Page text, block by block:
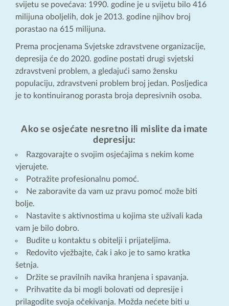
svijetu se povećava: 1990. godine je u svijetu bilo 416
milijuna oboljelih, dok je 2013. godine njihov broj
porastao na 615 milijuna.
Prema procjenama Svjetske zdravstvene organizacije,
depresija će do 2020. godine postati drugi svjetski
zdravstveni problem, a gledajući samo žensku
populaciju, zdravstveni problem broj jedan. Posljedica
je to kontinuiranog porasta broja depresivnih osoba.
Ako se osjećate nesretno ili mislite da imate
depresiju:
Razgovarajte o svojim osjećajima s nekim kome
vjerujete.
Potražite profesionalnu pomoć.
Ne zaboravite da vam uz pravu pomoć može biti
bolje.
Nastavite s aktivnostima u kojima ste uživali kada
vam je bilo dobro.
Budite u kontaktu s obitelji i prijateljima.
Redovito vježbajte, čak i ako je to samo kratka
šetnja.
Držite se pravilnih navika hranjena i spavanja.
Prihvatite da bi mogli bolovati od depresije i
prilagodite svoja očekivanja. Možda nećete biti u